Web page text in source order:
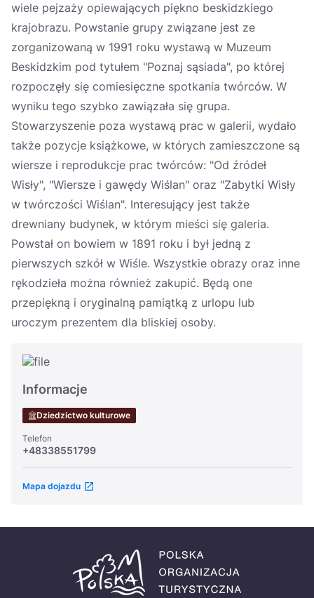
wiele pejzaży opiewających piękno beskidzkiego
krajobrazu. Powstanie grupy związane jest ze
zorganizowaną w 1991 roku wystawą w Muzeum
Beskidzkim pod tytułem "Poznaj sąsiada", po której
rozpoczęły się comiesięczne spotkania twórców. W
wyniku tego szybko zawiązała się grupa.
Stowarzyszenie poza wystawą prac w galerii, wydało
także pozycje książkowe, w których zamieszczone są
wiersze i reprodukcje prac twórców: "Od źródeł
Wisły", "Wiersze i gawędy Wiślan" oraz "Zabytki Wisły
w twórczości Wiślan". Interesujący jest także
drewniany budynek, w którym mieści się galeria.
Powstał on bowiem w 1891 roku i był jedną z
pierwszych szkół w Wiśle. Wszystkie obrazy oraz inne
rękodzieła można również zakupić. Będą one
przepiękną i oryginalną pamiątką z urlopu lub
uroczym prezentem dla bliskiej osoby.
Informacje
Dziedzictwo kulturowe
Telefon
+48338551799
Mapa dojazdu